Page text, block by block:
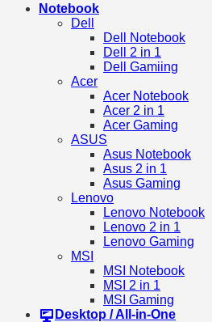
Notebook
Dell
Dell Notebook
Dell 2 in 1
Dell Gamiing
Acer
Acer Notebook
Acer 2 in 1
Acer Gaming
ASUS
Asus Notebook
Asus 2 in 1
Asus Gaming
Lenovo
Lenovo Notebook
Lenovo 2 in 1
Lenovo Gaming
MSI
MSI Notebook
MSI 2 in 1
MSI Gaming
Desktop / All-in-One